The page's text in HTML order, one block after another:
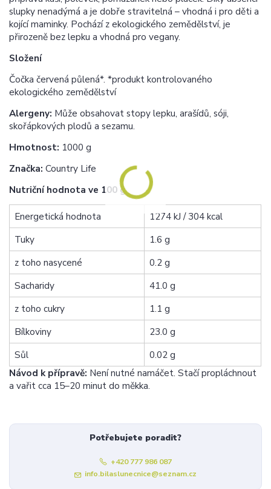
slupky nenadýmá a je dobře stravitelná – vhodná i pro děti a
kojící maminky. Pochází z ekologického zemědělství, je
přirozeně bez lepku a vhodná pro vegany.
Složení
Čočka červená půlená*. *produkt kontrolovaného
ekologického zemědělství
Alergeny: Může obsahovat stopy lepku, arašídů, sóji,
skořápkových plodů a sezamu.
Hmotnost: 1000 g
Značka: Country Life
Nutriční hodnota ve 100 g
Energetická hodnota
1274 kJ / 304 kcal
Tuky
1.6 g
z toho nasycené
0.2 g
Sacharidy
41.0 g
z toho cukry
1.1 g
Bílkoviny
23.0 g
Sůl
0.02 g
Návod k přípravě: Není nutné namáčet. Stačí propláchnout
a vařit cca 15–20 minut do měkka.
Potřebujete poradit?
+420 777 986 087
info.bilaslunecnice@seznam.cz